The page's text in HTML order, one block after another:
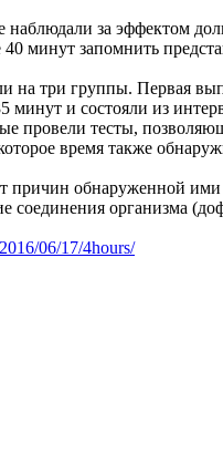
наблюдали за эффектом
40 минут запомнить
на три группы. Первая
минут и состояли из
провели тесты,
время также
причин обнаруженной ими
соединения организма
06/17/4hours/